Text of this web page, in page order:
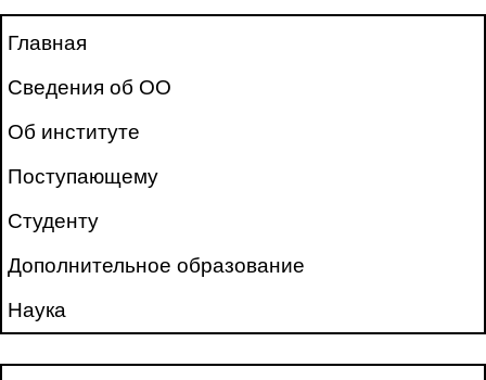
Главная
Сведения об ОО
Об институте
Поступающему
Студенту
Дополнительное образование
Наука